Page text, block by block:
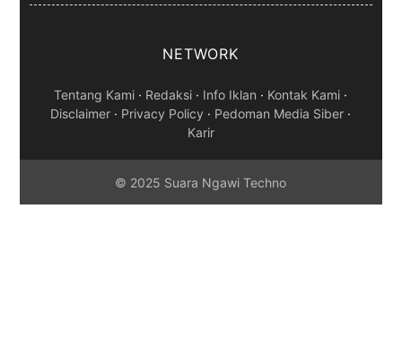
NETWORK
Tentang Kami · Redaksi · Info Iklan · Kontak Kami ·
Disclaimer · Privacy Policy · Pedoman Media Siber ·
Karir
© 2025 Suara Ngawi Techno